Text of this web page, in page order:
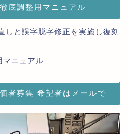
底調整用マニュアル
しと誤字脱字修正を実施し復刻
マニュアル
者募集 希望者はメールで